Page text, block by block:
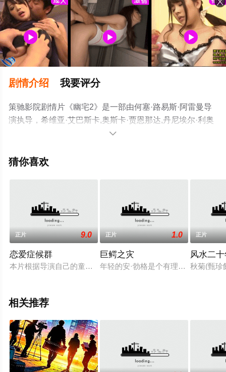
剧情介绍 我要评分
策驰影院剧情片《幽宅2》是一部由何塞·路易斯·阿雷曼导
演执导，希维亚·艾巴斯卡,奥斯卡·贾恩那达,丹尼埃尔·利奥
蒂等演员精彩演绎的西班牙电影，手机免费观看高清无删
至豆瓣电影、电视猫或剧情网等平台了解。

猜你喜欢
正片 9.0
恋爱症候群
本片根据导演自己的童年回忆拍摄，他的父母都是医生。一位
正片 1.0
巨鳄之灾
年轻的安·勃格是个有理想有抱负的
正片
风水二
秋菊(甄珍
相关推荐